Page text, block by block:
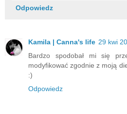
Odpowiedz
Kamila | Canna's life 29 kwi
Bardzo spodobał mi się
modyfikować zgodnie z moją
:)
Odpowiedz